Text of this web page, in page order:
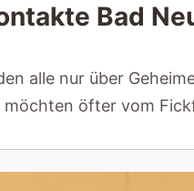
Bad
alle nur über
möchten öfter vom